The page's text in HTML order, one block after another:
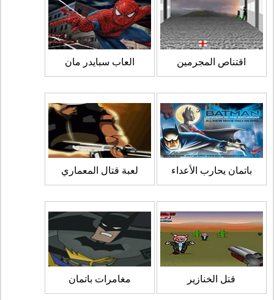
اقتناص المجرمين العاب سبايدر مان
باتمان يحارب الأعداء لعبة قتال المعماري
قتل الخنازير مغامرات باتمان